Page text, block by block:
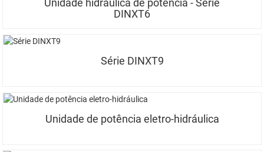
Unidade hidráulica de potência - Série
DINXT6
Série DINXT9
Unidade de potência eletro-hidráulica